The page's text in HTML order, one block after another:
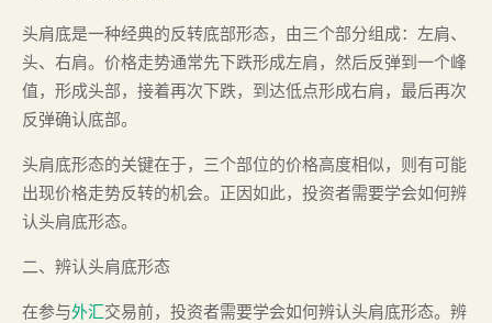
头肩底是一种经典的反转底部形态，由三个部分组成：左肩、
头、右肩。价格走势通常先下跌形成左肩，然后反弹到一个峰
值，形成头部，接着再次下跌，到达低点形成右肩，最后再次
反弹确认底部。
头肩底形态的关键在于，三个部位的价格高度相似，则有可能
出现价格走势反转的机会。正因如此，投资者需要学会如何辨
认头肩底形态。
二、辨认头肩底形态
在参与外汇交易前，投资者需要学会如何辨认头肩底形态。辨